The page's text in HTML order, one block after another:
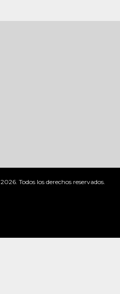
Todos los derechos reservados.